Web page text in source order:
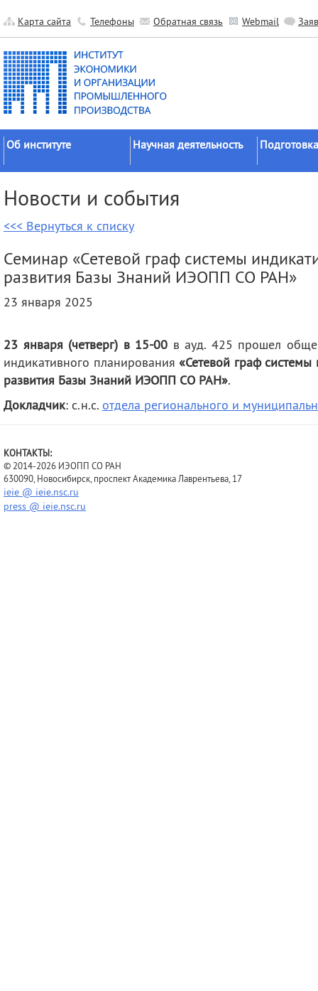
Карта сайта Телефоны Обратная связь Webmail
Об институте
Официальные документы
История
Научные подразделения
Издательская
Контакты
Научная деятельность
исследований
Гранты
Научные школы
Публикации
советы
Целевое
Новости и события
<<< Вернуться к списку
Семинар «Сетевой граф системы
развития Базы Знаний ИЭОПП СО РАН»
23 января 2025
23 января (четверг) в 15-00 в ауд. 425 прошел
индикативного планирования«Сетевой граф
развития Базы Знаний ИЭОПП СО РАН».
Докладчик: с.н.с. отдела регионального и
КОНТАКТЫ:
© 2014-2026 ИЭОПП СО РАН
630090, Новосибирск, проспект Академика Лаврентьева, 17
ieie @ ieie.nsc.ru
press @ ieie.nsc.ru